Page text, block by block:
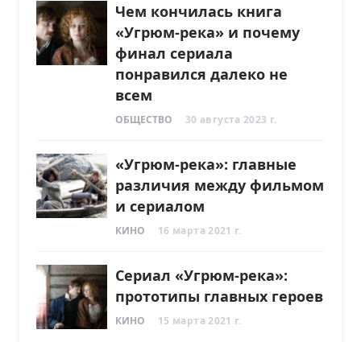
Чем кончилась книга
«Угрюм-река» и почему
финал сериала
понравился далеко не
всем
ОБЩЕСТВО 30 августа 2023 г.
«Угрюм-река»: главные
различия между фильмом
и сериалом
КИНО 16 марта 2021 г.
Сериал «Угрюм-река»:
прототипы главных героев
КИНО 15 марта 2021 г.